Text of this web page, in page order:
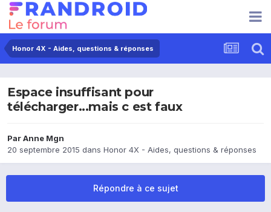
Honor 4X - Aides, questions & réponses
Espace insuffisant pour
télécharger...mais c est faux
ParAnne Mgn
20 septembre 2015 dans Honor 4X - Aides, questions & réponses
Répondre à ce sujet